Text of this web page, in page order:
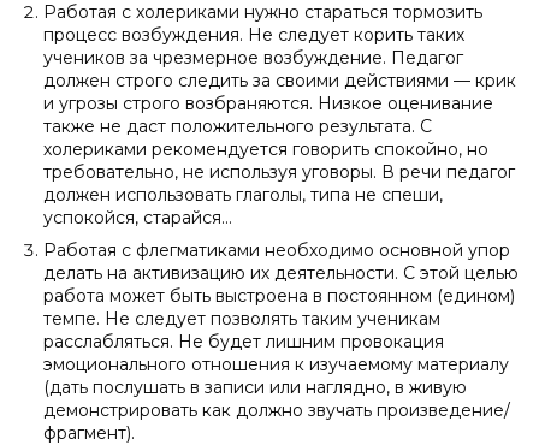
Работая с холериками нужно стараться тормозить
процесс возбуждения. Не следует корить таких
учеников за чрезмерное возбуждение. Педагог
должен строго следить за своими действиями — крик
и угрозы строго возбраняются. Низкое оценивание
также не даст положительного результата. С
холериками рекомендуется говорить спокойно, но
требовательно, не используя уговоры. В речи педагог
должен использовать глаголы, типа не спеши,
успокойся, старайся…
Работая с флегматиками необходимо основной упор
делать на активизацию их деятельности. С этой целью
работа может быть выстроена в постоянном (едином)
темпе. Не следует позволять таким ученикам
расслабляться. Не будет лишним провокация
эмоционального отношения к изучаемому материалу
(дать послушать в записи или наглядно, в живую
демонстрировать как должно звучать произведение/
фрагмент).